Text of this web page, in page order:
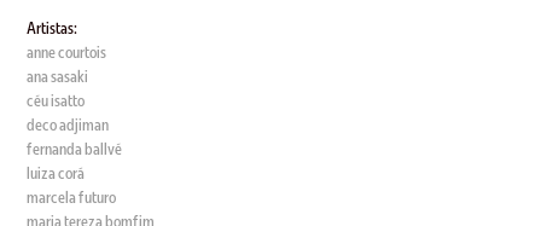
Artistas:
anne courtois
ana sasaki
céu isatto
deco adjiman
fernanda ballvé
luiza corá
marcela futuro
maria tereza bomfim